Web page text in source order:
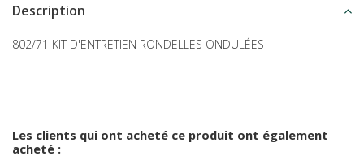
Description
802/71 KIT D'ENTRETIEN RONDELLES ONDULÉES
Les clients qui ont acheté ce produit ont également
acheté :